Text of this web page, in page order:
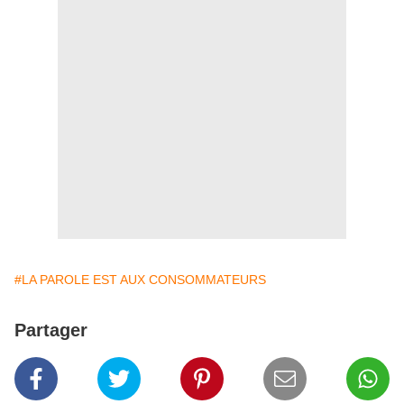
#LA PAROLE EST AUX CONSOMMATEURS
Partager